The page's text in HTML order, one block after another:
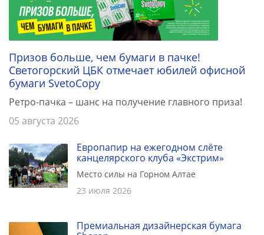
Призов больше, чем бумаги в пачке!
Светогорский ЦБК отмечает юбилей офисной
бумаги SvetoCopy
Ретро-пачка – шанс на получение главного приза!
05 августа 2026
Европапир на ежегодном слёте
канцелярского клуба «Экстрим»
Место силы на Горном Алтае
23 июля 2026
Премиальная дизайнерская бумага